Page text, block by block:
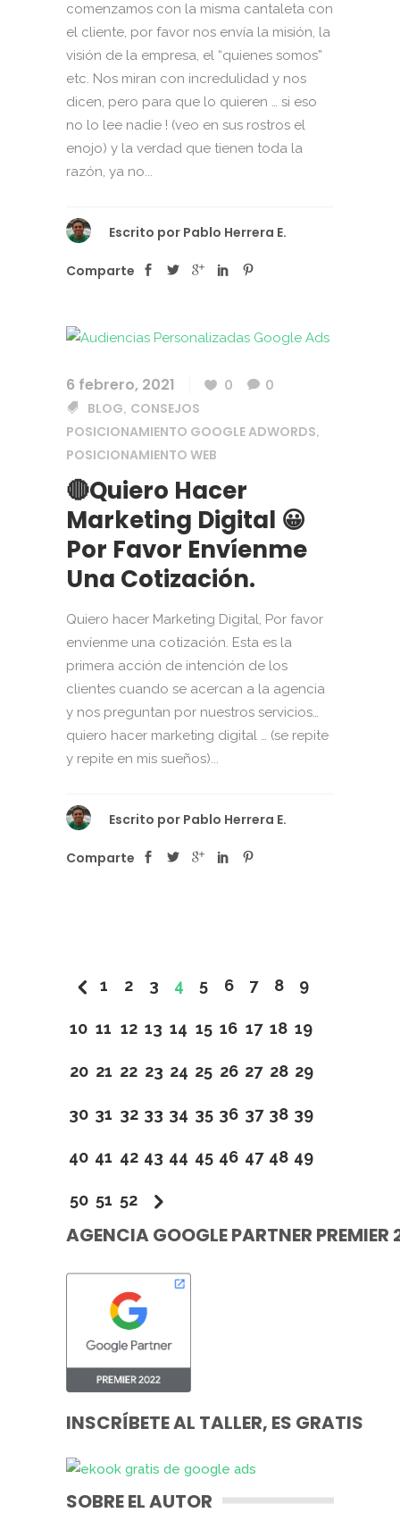
comenzamos con la misma cantaleta con
el cliente, por favor nos envía la misión, la
visión de la empresa, el “quienes somos”
etc. Nos miran con incredulidad y nos
dicen, pero para que lo quieren … si eso
no lo lee nadie ! (veo en sus rostros el
enojo) y la verdad que tienen toda la
razón, ya no...
Escrito por Pablo Herrera E.
Comparte
6 febrero, 2021 0
0
BLOG, CONSEJOS
POSICIONAMIENTO GOOGLE ADWORDS,
POSICIONAMIENTO WEB
🔴Quiero Hacer
Marketing Digital 😀
Por Favor Envíenme
Una Cotización.
Quiero hacer Marketing Digital, Por favor
envíenme una cotización. Esta es la
primera acción de intención de los
clientes cuando se acercan a la agencia
y nos preguntan por nuestros servicios…
quiero hacer marketing digital … (se repite
y repite en mis sueños)...
Escrito por Pablo Herrera E.
Comparte
1 2 3 4 5 6 7 8 9
10 11 12 13 14 15 16 17 18 19
20 21 22 23 24 25 26 27 28 29
30 31 32 33 34 35 36 37 38 39
40 41 42 43 44 45 46 47 48 49
50 51 52
AGENCIA GOOGLE PARTNER PREMIER
INSCRÍBETE AL TALLER, ES GRATIS
SOBRE EL AUTOR